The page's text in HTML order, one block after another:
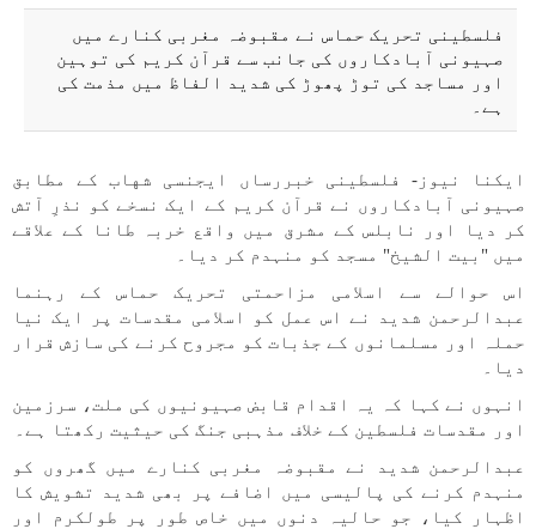
فلسطینی تحریک حماس نے مقبوضہ مغربی کنارے میں
صہیونی آبادکاروں کی جانب سے قرآن کریم کی توہین
اور مساجد کی توڑ پھوڑ کی شدید الفاظ میں مذمت کی
ہے۔
ایکنا نیوز- فلسطینی خبررساں ایجنسی شهاب کے مطابق
صہیونی آبادکاروں نے قرآن کریم کے ایک نسخے کو نذرِ آتش
کر دیا اور نابلس کے مشرق میں واقع خربہ طانا کے علاقے
میں "بیت الشیخ" مسجد کو منہدم کر دیا۔
اس حوالے سے اسلامی مزاحمتی تحریک حماس کے رہنما
عبدالرحمن شدید نے اس عمل کو اسلامی مقدسات پر ایک نیا
حملہ اور مسلمانوں کے جذبات کو مجروح کرنے کی سازش قرار
دیا۔
انہوں نے کہا کہ یہ اقدام قابض صہیونیوں کی ملت، سرزمین
اور مقدسات فلسطین کے خلاف مذہبی جنگ کی حیثیت رکھتا ہے۔
عبدالرحمن شدید نے مقبوضہ مغربی کنارے میں گھروں کو
منہدم کرنے کی پالیسی میں اضافے پر بھی شدید تشویش کا
اظہار کیا، جو حالیہ دنوں میں خاص طور پر طولکرم اور